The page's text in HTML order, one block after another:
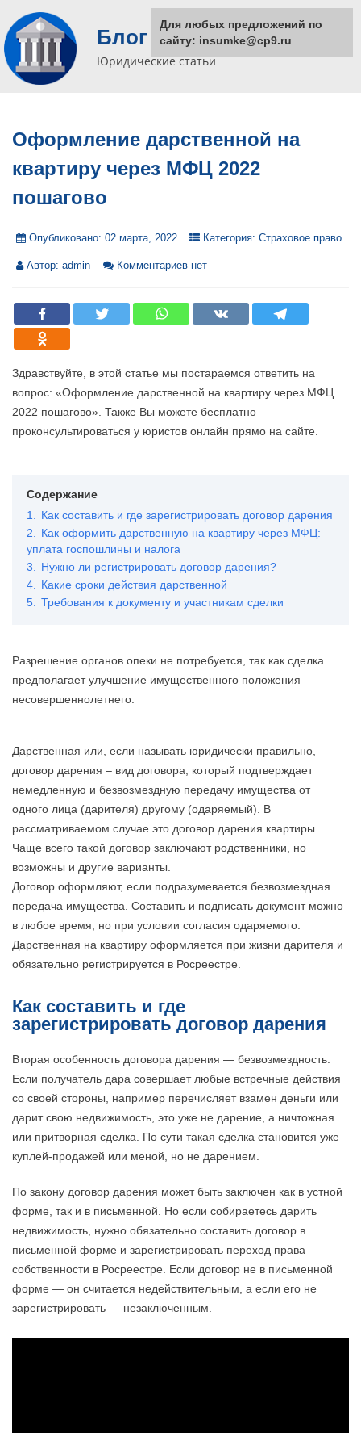
Блог юриста
Юридические статьи
Оформление дарственной на
квартиру через МФЦ 2022
пошагово
Опубликовано: 02 марта, 2022 Категория: Страховое право
Автор: admin Комментариев нет
Здравствуйте, в этой статье мы постараемся ответить на
вопрос: «Оформление дарственной на квартиру через МФЦ
2022 пошагово». Также Вы можете бесплатно
проконсультироваться у юристов онлайн прямо на сайте.
Содержание
1.
Как составить и где зарегистрировать договор дарения
2.
Как оформить дарственную на квартиру через МФЦ:
уплата госпошлины и налога
3.
Нужно ли регистрировать договор дарения?
4.
Какие сроки действия дарственной
5.
Требования к документу и участникам сделки
Разрешение органов опеки не потребуется, так как сделка
предполагает улучшение имущественного положения
несовершеннолетнего.
Дарственная или, если называть юридически правильно,
договор дарения – вид договора, который подтверждает
немедленную и безвозмездную передачу имущества от
одного лица (дарителя) другому (одаряемый). В
рассматриваемом случае это договор дарения квартиры.
Чаще всего такой договор заключают родственники, но
возможны и другие варианты.
Договор оформляют, если подразумевается безвозмездная
передача имущества. Составить и подписать документ можно
в любое время, но при условии согласия одаряемого.
Дарственная на квартиру оформляется при жизни дарителя и
обязательно регистрируется в Росреестре.
Как составить и где
зарегистрировать договор дарения
Вторая особенность договора дарения — безвозмездность.
Если получатель дара совершает любые встречные действия
со своей стороны, например перечисляет взамен деньги или
дарит свою недвижимость, это уже не дарение, а ничтожная
или притворная сделка. По сути такая сделка становится уже
куплей-продажей или меной, но не дарением.
По закону договор дарения может быть заключен как в устной
форме, так и в письменной. Но если собираетесь дарить
недвижимость, нужно обязательно составить договор в
письменной форме и зарегистрировать переход права
собственности в Росреестре. Если договор не в письменной
форме — он считается недействительным, а если его не
зарегистрировать — незаключенным.
Для любых предложений по
сайту: insumke@cp9.ru